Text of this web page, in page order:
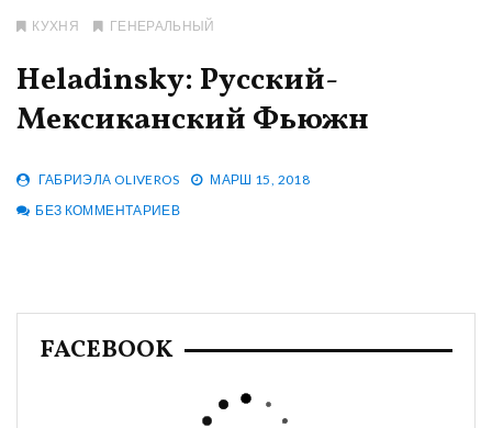
КУХНЯ ГЕНЕРАЛЬНЫЙ
Heladinsky: Русский-
Мексиканский Фьюжн
ГАБРИЭЛА OLIVEROS
МАРШ 15, 2018
БЕЗ КОММЕНТАРИЕВ
FACEBOOK